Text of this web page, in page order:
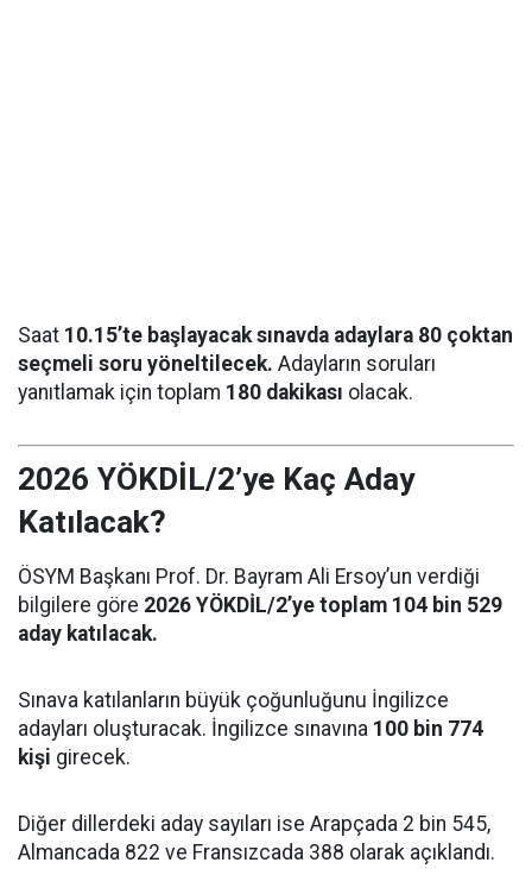
Saat 10.15’te başlayacak sınavda adaylara 80 çoktan
seçmeli soru yöneltilecek. Adayların soruları
yanıtlamak için toplam 180 dakikası olacak.
2026 YÖKDİL/2’ye Kaç Aday
Katılacak?
ÖSYM Başkanı Prof. Dr. Bayram Ali Ersoy’un verdiği
bilgilere göre 2026 YÖKDİL/2’ye toplam 104 bin 529
aday katılacak.
Sınava katılanların büyük çoğunluğunu İngilizce
adayları oluşturacak. İngilizce sınavına 100 bin 774
kişi girecek.
Diğer dillerdeki aday sayıları ise Arapçada 2 bin 545,
Almancada 822 ve Fransızcada 388 olarak açıklandı.